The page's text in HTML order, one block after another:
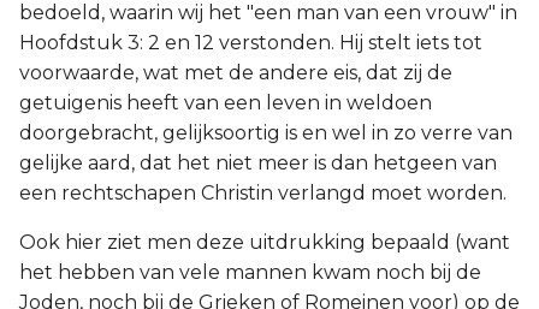
bedoeld, waarin wij het "een man van een vrouw" in
Hoofdstuk 3: 2 en 12 verstonden. Hij stelt iets tot
voorwaarde, wat met de andere eis, dat zij de
getuigenis heeft van een leven in weldoen
doorgebracht, gelijksoortig is en wel in zo verre van
gelijke aard, dat het niet meer is dan hetgeen van
een rechtschapen Christin verlangd moet worden.
Ook hier ziet men deze uitdrukking bepaald (want
het hebben van vele mannen kwam noch bij de
Joden, noch bij de Grieken of Romeinen voor) op de